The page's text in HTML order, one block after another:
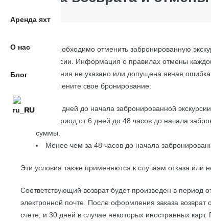
Аренда яхт
О нас
Блог
RU
Если вам необходимо отменить забронированную
даты экскурсии. Информация о правилах отмены
аннулирования не указано или допущена явная
Если вы отмените свое бронирование:
За 7 дней до начала забронированной
В период от 6 дней до 48 часов до начала
суммы.
Менее чем за 48 часов до начала
Эти условия также применяются к случаям отказа или
Соответствующий возврат будет произведен в
электронной почте. После оформления заказа
счете, и 30 дней в случае некоторых иностранных